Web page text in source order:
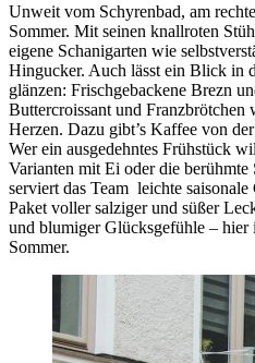
Unweit vom Schyrenbad, am
Sommer. Mit seinen knallroten
eigene Schanigarten wie
Hingucker. Auch lässt ein Blick in
glänzen: Frischgebackene Brezn
Buttercroissant und Franzbrötchen
Herzen. Dazu gibt’s Kaffee von
Wer ein ausgedehntes Frühstück
Varianten mit Ei oder die
serviert das Team leichte
Paket voller salziger und süßer
und blumiger Glücksgefühle – hier
Sommer.